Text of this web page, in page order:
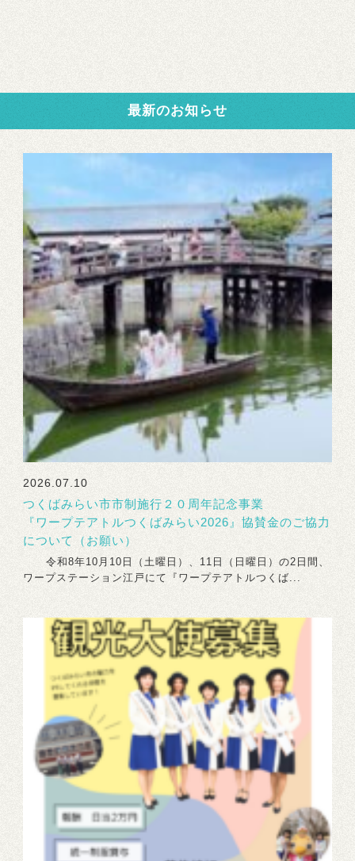
最新のお知らせ
2026.07.10
つくばみらい市市制施行２０周年記念事業
『ワープテアトルつくばみらい2026』協賛金のご協力
について（お願い）
令和8年10月10日（土曜日）、11日（日曜日）の2日間、
ワープステーション江戸にて『ワープテアトルつくば...